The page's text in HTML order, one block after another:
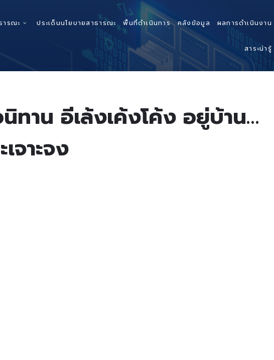
ารณะ ประเด็นนโยบายสาธารณะ พื้นที่ดำเนินการ คลังข้อมูล ผลการดำเนินงาน
สาระน่ารู้
ทาน อีเล้งเค้งโค้ง อยู่บ้าน…
จาะจง